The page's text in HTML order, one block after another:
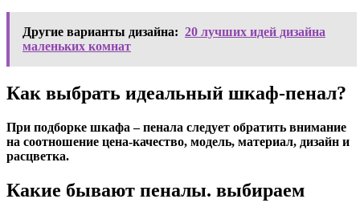
Другие варианты дизайна: 20 лучших идей дизайна
маленьких комнат
Как выбрать идеальный шкаф-пенал?
При подборке шкафа – пенала следует обратить внимание
на соотношение цена-качество, модель, материал, дизайн и
расцветка.
Какие бывают пеналы. выбираем